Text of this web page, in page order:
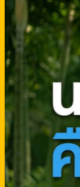
ขลิบห
แก้อวัย
แก้สา
ฝังมุก
ทำหมั
เทสโท
รีวิว
รีวิวเพิ่
รีวิวรั
รีวิวแ
รีวิวข